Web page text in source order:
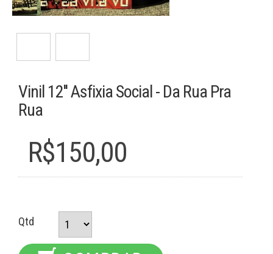
Vinil 12'' Asfixia Social - Da Rua Pra
Rua
R$150,00
Qtd